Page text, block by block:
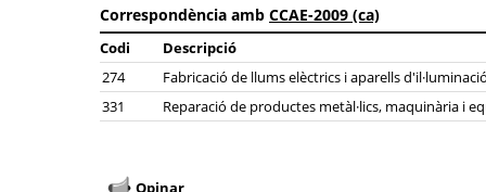
Correspondència amb CCAE-2009 (ca)
Codi Descripció
274
Fabricació de llums elèctrics i aparells d'il·luminació
331
Reparació de productes metàl·lics, maquinària i
Opinar